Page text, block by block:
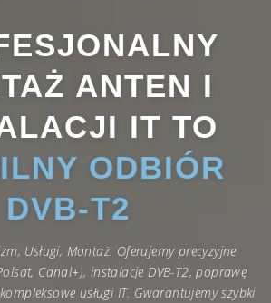
ANTEN I
IT TO
ODBIÓR
DVB-T2
Usługi, Montaż. Oferujemy precyzyjne
Canal+), instalacje DVB-T2, poprawę
usługi IT. Gwarantujemy szybki